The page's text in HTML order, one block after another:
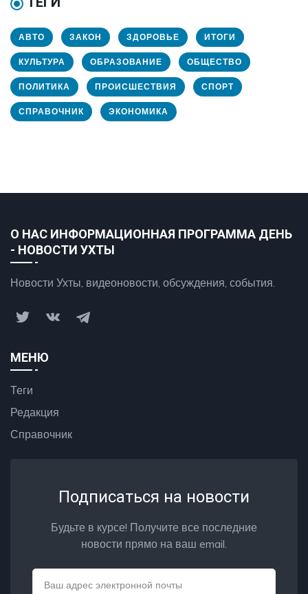
АВТО ЗАКОН ЗДОРОВЬЕ ИТОГИ
КУЛЬТУРА ОБРАЗОВАНИЕ ОБЩЕСТВО
ПОЛИТИКА ПРОИСШЕСТВИЯ СПОРТ
СПРАВОЧНИК ЭКОНОМИКА
О НАС ИНФОРМАЦИОННАЯ ПРОГРАММА ДЕНЬ
- НОВОСТИ УХТЫ
Новости Ухты, видеоновости, обсуждения, события.
МЕНЮ
Теги
Редакция
Справочник
Подписаться на новости
Будьте в курсе! Получите все последние
новости прямо на ваш email.